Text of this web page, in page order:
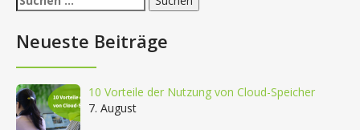
nach:
Neueste Beiträge
10 Vorteile der Nutzung von Cloud-Speicher
7. August